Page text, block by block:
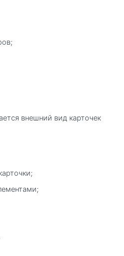
внешний вид карточек